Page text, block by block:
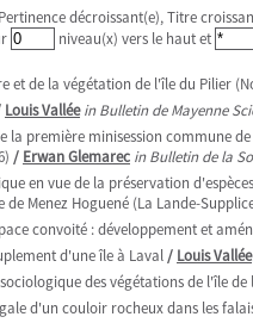
décroissant(e), Titre
niveau(x) vers le haut et
et de la végétation de l'île du Pilier
Louis Vallée in Bulletin de Mayenne
la première minisession commune
/ Erwan Glemarec in Bulletin de la
en vue de la préservation
de Menez Hoguené (La Lande-
convoité : développement et
d'une île à Laval/ Louis Vallée
des végétations de l'île de
d'un couloir rocheux dans les